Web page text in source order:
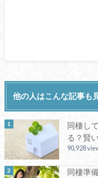
他の人はこんな記事も
同棲し
る？賢
90,928
同棲準